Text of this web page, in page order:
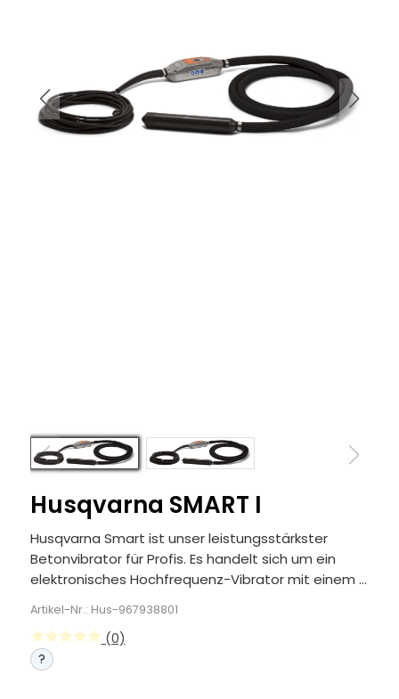
Husqvarna SMART I
Husqvarna Smart ist unser leistungsstärkster
Betonvibrator für Profis. Es handelt sich um ein
elektronisches Hochfrequenz-Vibrator mit einem ...
Artikel-Nr.: Hus-967938801
(0)
?